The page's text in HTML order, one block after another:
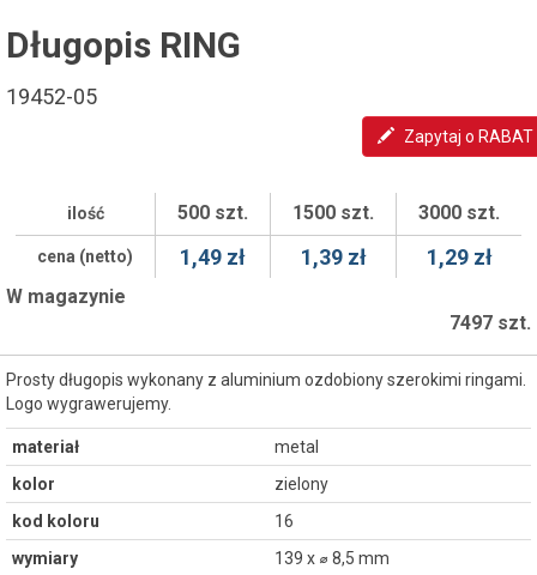
Długopis RING
19452-05
Zapytaj o RABAT
ilość 500 szt. 1500 szt. 3000 szt.
cena (netto) 1,49 zł 1,39 zł 1,29 zł
W magazynie
7497 szt.
Prosty długopis wykonany z aluminium ozdobiony szerokimi ringami.
Logo wygrawerujemy.
materiał
metal
kolor
zielony
kod koloru
16
wymiary
139 x ⌀ 8,5 mm